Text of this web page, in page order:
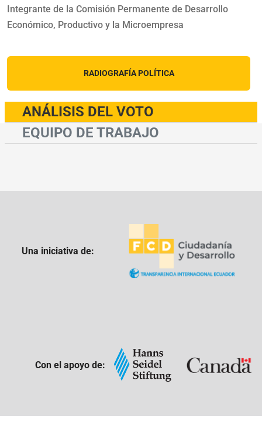
Integrante de la Comisión Permanente de Desarrollo
Económico, Productivo y la Microempresa
RADIOGRAFÍA POLÍTICA
ANÁLISIS DEL VOTO
EQUIPO DE TRABAJO
Una iniciativa de:
Con el apoyo de: